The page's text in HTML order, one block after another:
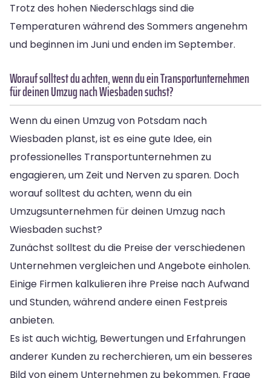
Trotz des hohen Niederschlags sind die
Temperaturen während des Sommers angenehm
und beginnen im Juni und enden im September.
Worauf solltest du achten, wenn du ein Transportunternehmen
für deinen Umzug nach Wiesbaden suchst?
Wenn du einen Umzug von Potsdam nach
Wiesbaden planst, ist es eine gute Idee, ein
professionelles Transportunternehmen zu
engagieren, um Zeit und Nerven zu sparen. Doch
worauf solltest du achten, wenn du ein
Umzugsunternehmen für deinen Umzug nach
Wiesbaden suchst?
Zunächst solltest du die Preise der verschiedenen
Unternehmen vergleichen und Angebote einholen.
Einige Firmen kalkulieren ihre Preise nach Aufwand
und Stunden, während andere einen Festpreis
anbieten.
Es ist auch wichtig, Bewertungen und Erfahrungen
anderer Kunden zu recherchieren, um ein besseres
Bild von einem Unternehmen zu bekommen. Frage